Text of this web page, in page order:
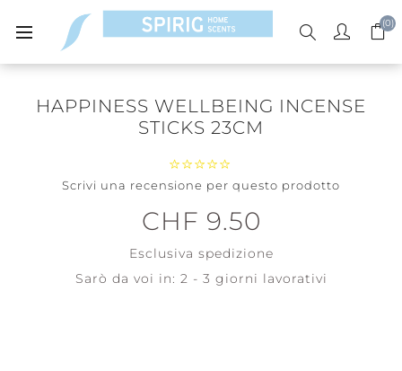
(0)
HAPPINESS WELLBEING INCENSE
STICKS 23CM
Scrivi una recensione per questo prodotto
CHF 9.50
Esclusiva spedizione
Sarò da voi in: 2 - 3 giorni lavorativi